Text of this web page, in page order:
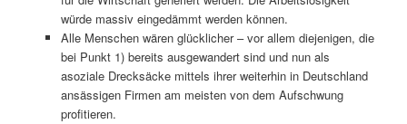
würde massiv eingedämmt werden können.
Alle Menschen wären glücklicher – vor allem diejenigen, die
bei Punkt 1) bereits ausgewandert sind und nun als
asoziale Drecksäcke mittels ihrer weiterhin in Deutschland
ansässigen Firmen am meisten von dem Aufschwung
profitieren.